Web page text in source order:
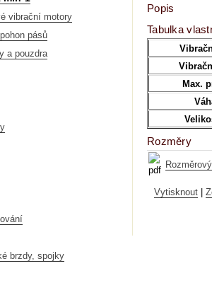
vibrační motory
pásů
a pouzdra
brzdy, spojky
Popis
Tabulka
Max.
Rozměry
Vytisknout